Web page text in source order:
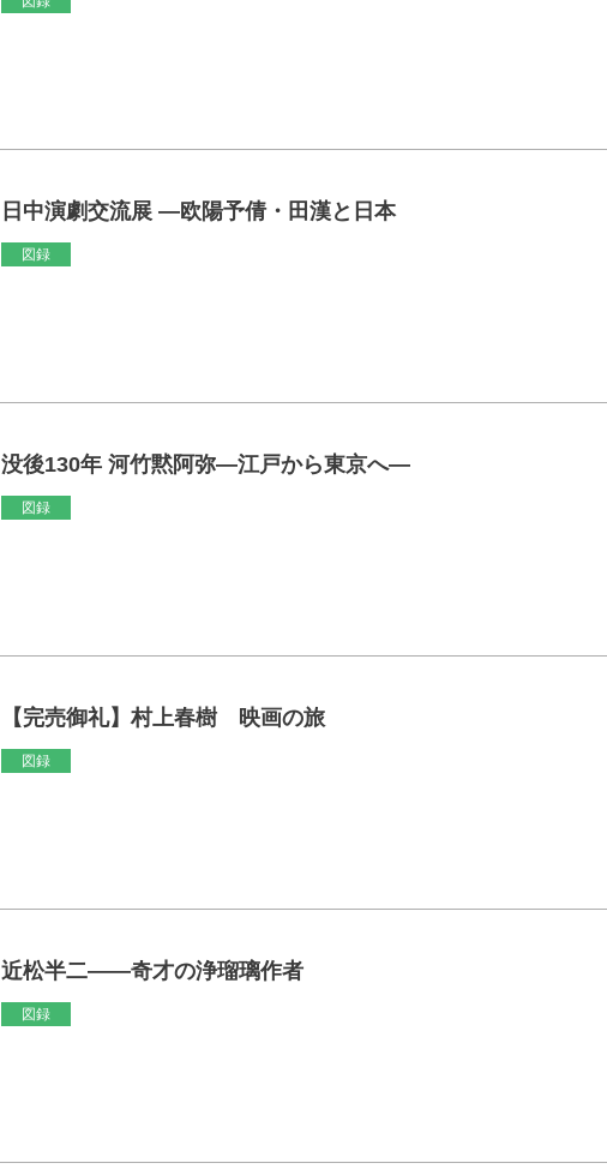
日中演劇交流展 ―欧陽予倩・田漢と日本
図録
没後130年 河竹黙阿弥―江戸から東京へ―
図録
【完売御礼】村上春樹 映画の旅
図録
近松半二――奇才の浄瑠璃作者
図録